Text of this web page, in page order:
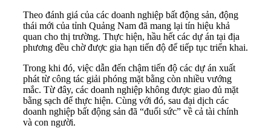
Theo đánh giá của các doanh nghiệp bất động sản, động
thái mới của tỉnh Quảng Nam đã mang lại tín hiệu khả
quan cho thị trường. Thực hiện, hầu hết các dự án tại địa
phương đều chờ được gia hạn tiến độ để tiếp tục triển khai.
Trong khi đó, việc dẫn đến chậm tiến độ các dự án xuất
phát từ công tác giải phóng mặt bằng còn nhiều vướng
mắc. Từ đây, các doanh nghiệp không được giao đủ mặt
bằng sạch để thực hiện. Cùng với đó, sau đại dịch các
doanh nghiệp bất động sản đã “đuối sức” về cả tài chính
và con người.